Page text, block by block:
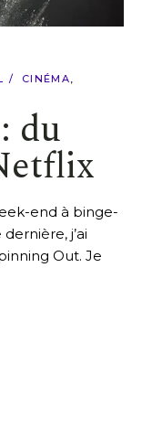
CINÉMA
du
end à binge-
j’ai
Out. Je